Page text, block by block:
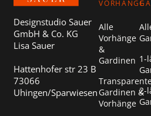
Designstudio Sauer
GmbH & Co. KG
Lisa Sauer
Hattenhofer str 23 B
73066
Uhingen/Sparwiesen
VORHÄNGE
Alle
Vorhänge
&
Gardinen
Gardinen &
Vorhänge
1-
2-